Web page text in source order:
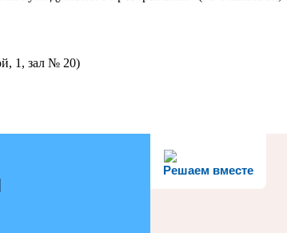
1, зал № 20)
Решаем вместе